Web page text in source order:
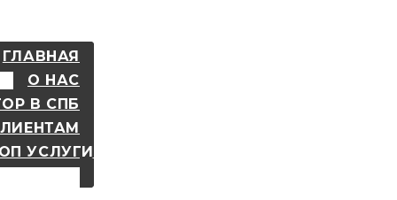
ГЛАВНАЯ
О НАС
В СПБ
УСЛУГИ